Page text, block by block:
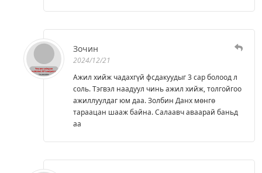
Зочин
2024/12/21
Ажил хийж чадахгүй фсдакуудыг 3 сар болоод л
соль. Тэгвэл наадуул чинь ажил хийж, толгойгоо
ажиллуулдаг юм даа. Золбин Данх мөнгө
тараацан шааж байна. Салаавч аваарай баньд
аа